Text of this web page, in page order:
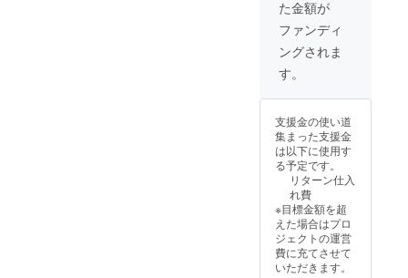
話番号
の入力
をお願
いしま
た金額が
ファンディ
ングされま
す。
支援金の使い道
集まった支援金
は以下に使用す
る予定です。
リターン仕入
れ費
※目標金額を超
えた場合はプロ
ジェクトの運営
費に充てさせて
いただきます。